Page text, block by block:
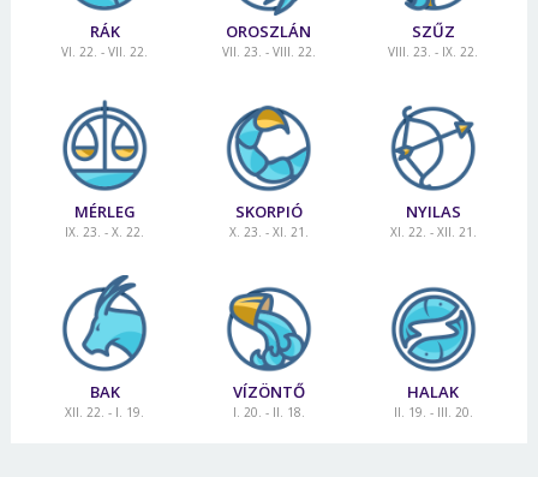
RÁK
VI. 22. - VII. 22.
OROSZLÁN
VII. 23. - VIII. 22.
SZŰZ
VIII. 23. - IX. 22.
MÉRLEG
IX. 23. - X. 22.
SKORPIÓ
X. 23. - XI. 21.
NYILAS
XI. 22. - XII. 21.
BAK
XII. 22. - I. 19.
VÍZÖNTŐ
I. 20. - II. 18.
HALAK
II. 19. - III. 20.